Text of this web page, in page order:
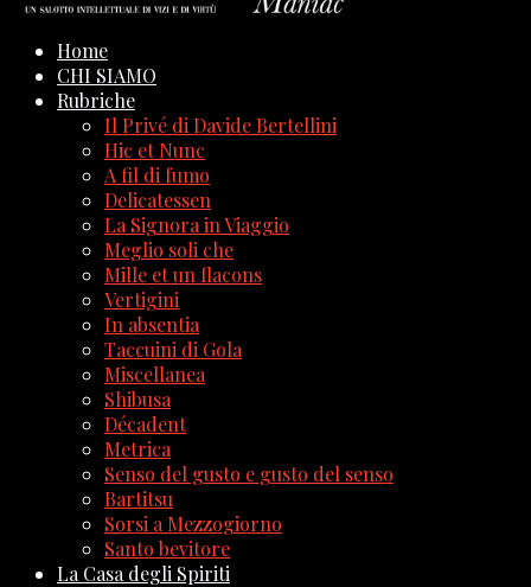
Home
CHI SIAMO
Rubriche
Il Privé di Davide Bertellini
Hic et Nunc
A fil di fumo
Delicatessen
La Signora in Viaggio
Meglio soli che
Mille et un flacons
Vertigini
In absentia
Taccuini di Gola
Miscellanea
Shibusa
Décadent
Metrica
Senso del gusto e gusto del senso
Bartitsu
Sorsi a Mezzogiorno
Santo bevitore
La Casa degli Spiriti